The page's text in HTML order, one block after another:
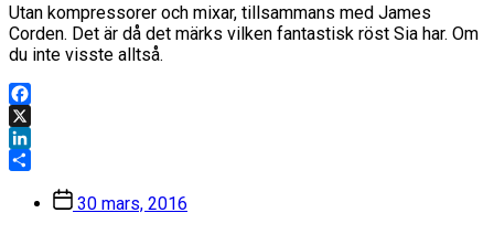
Utan kompressorer och mixar, tillsammans med James
Corden. Det är då det märks vilken fantastisk röst Sia har. Om
du inte visste alltså.
Facebook
X
LinkedIn
Inläggsdatum
30 mars, 2016